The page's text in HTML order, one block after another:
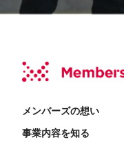
メンバーズの想い
事業内容を知る